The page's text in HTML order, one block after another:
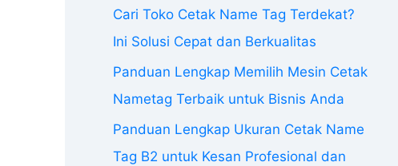
Cari Toko Cetak Name Tag Terdekat?
Ini Solusi Cepat dan Berkualitas
Panduan Lengkap Memilih Mesin Cetak
Nametag Terbaik untuk Bisnis Anda
Panduan Lengkap Ukuran Cetak Name
Tag B2 untuk Kesan Profesional dan